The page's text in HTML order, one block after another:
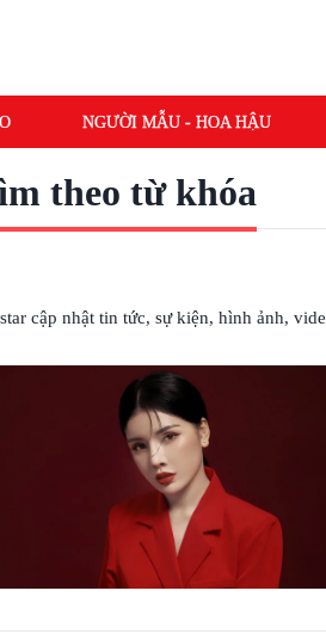
NGƯỜI MẪU - HOA HẬU
theo từ khóa
cập nhật tin tức, sự kiện, hình ảnh,